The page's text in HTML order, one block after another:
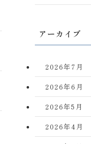
アーカイブ
2026年7月
2026年6月
2026年5月
2026年4月